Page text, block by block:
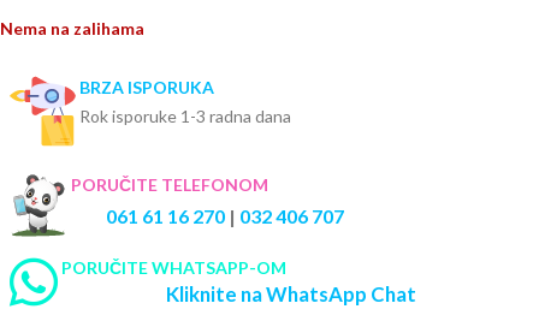
Nema na zalihama
BRZA ISPORUKA
Rok isporuke 1-3 radna dana
PORUČITE TELEFONOM
061 61 16 270 | 032 406 707
PORUČITE WHATSAPP-OM
Kliknite na WhatsApp Chat